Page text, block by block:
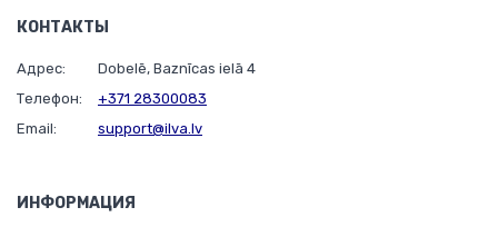
КОНТАКТЫ
Адрес:
Dobelē, Baznīcas ielā 4
Телефон:
+371 28300083
Email:
support@ilva.lv
ИНФОРМАЦИЯ